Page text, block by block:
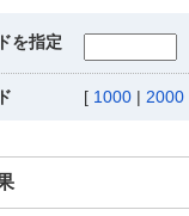
を指定
[ 1000 | 2000